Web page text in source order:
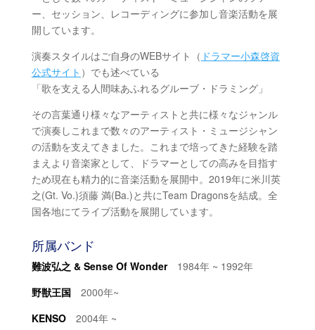
ー、セッション、レコーディングに参加し音楽活動を展
開しています。
演奏スタイルはご自身のWEBサイト（ ドラマー小森啓資
公式サイト ）でも述べている
「歌を支える人間味あふれるグルーブ・ドラミング」
その言葉通り様々なアーティストと共に様々なジャンル
で演奏しこれまで数々のアーティスト・ミュージシャン
の活動を支えてきました。これまで培ってきた経験を踏
まえより音楽家として、ドラマーとしての高みを目指す
ため現在も精力的に音楽活動を展開中。2019年に米川英
之(Gt. Vo.)須藤 満(Ba.)と共にTeam Dragonsを結成。全
国各地にてライブ活動を展開しています。
所属バンド
難波弘之 & Sense Of Wonder1984年 ~ 1992年
野獣王国2000年~
KENSO2004年 ~